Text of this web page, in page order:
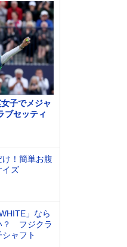
子でメジャ
ブセッティ
！簡単お腹
イズ
」なら
？ フジクラ
ャフト